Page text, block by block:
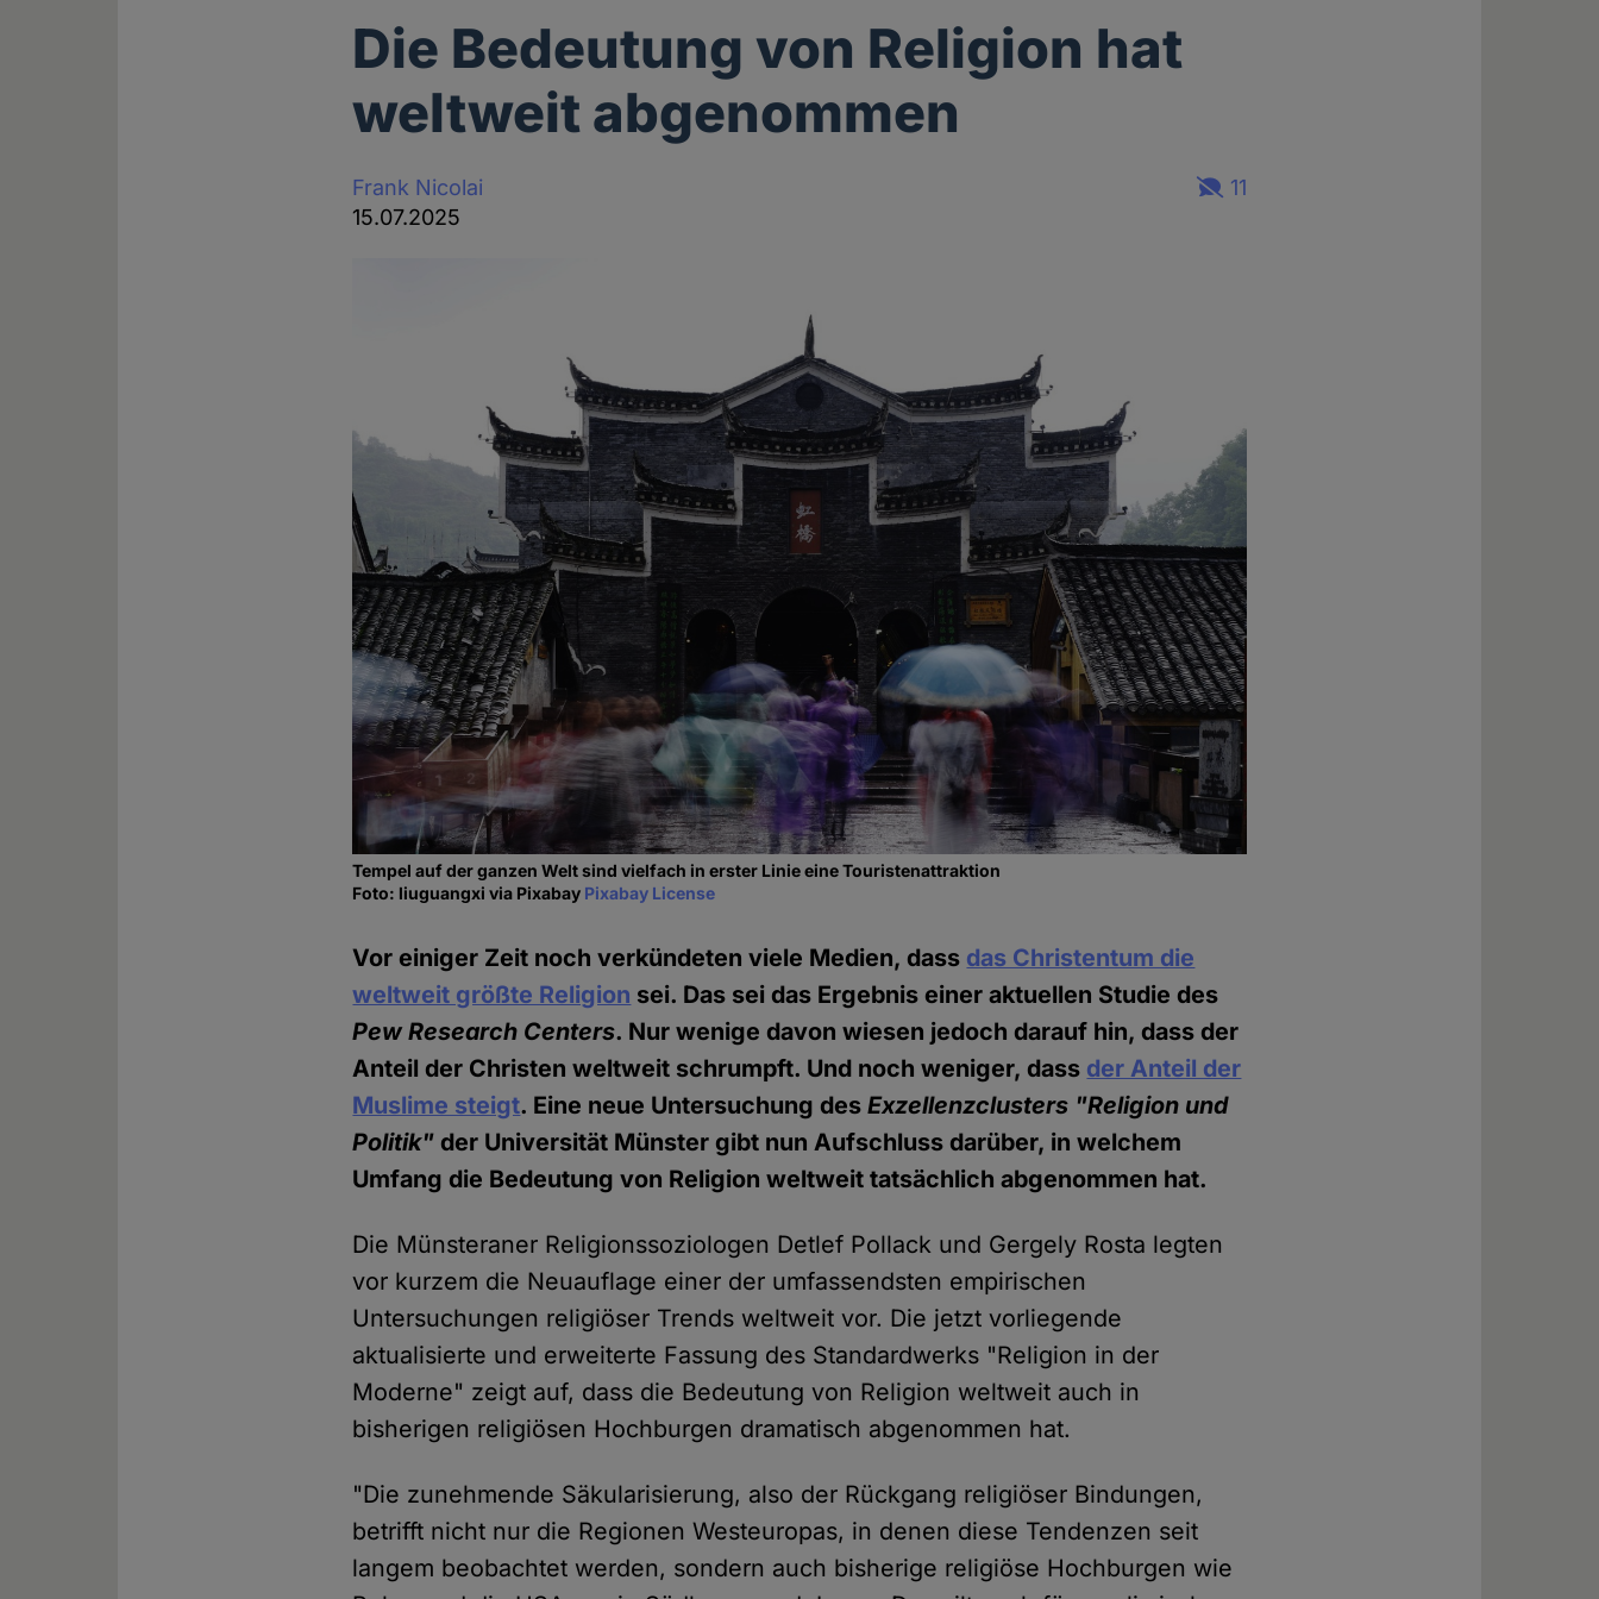
Die Bedeutung von Religion hat
weltweit abgenommen
Frank Nicolai
15.07.2025
11
Tempel auf der ganzen Welt sind vielfach in erster Linie eine Touristenattraktion
Foto: liuguangxi via Pixabay Pixabay License
Vor einiger Zeit noch verkündeten viele Medien, dass das Christentum die
weltweit größte Religion sei. Das sei das Ergebnis einer aktuellen Studie des
Pew Research Centers. Nur wenige davon wiesen jedoch darauf hin, dass der
Anteil der Christen weltweit schrumpft. Und noch weniger, dass der Anteil der
Muslime steigt. Eine neue Untersuchung desExzellenzclusters "Religion und
Politik" der Universität Münster gibt nun Aufschluss darüber, in welchem
Umfang die Bedeutung von Religion weltweit tatsächlich abgenommen hat.
Die Münsteraner Religionssoziologen Detlef Pollack und Gergely Rosta legten
vor kurzem die Neuauflage einer der umfassendsten empirischen
Untersuchungen religiöser Trends weltweit vor. Die jetzt vorliegende
aktualisierte und erweiterte Fassung des Standardwerks "Religion in der
Moderne" zeigt auf, dass die Bedeutung von Religion weltweit auch in
bisherigen religiösen Hochburgen dramatisch abgenommen hat.
"Die zunehmende Säkularisierung, also der Rückgang religiöser Bindungen,
betrifft nicht nur die Regionen Westeuropas, in denen diese Tendenzen seit
langem beobachtet werden, sondern auch bisherige religiöse Hochburgen wie